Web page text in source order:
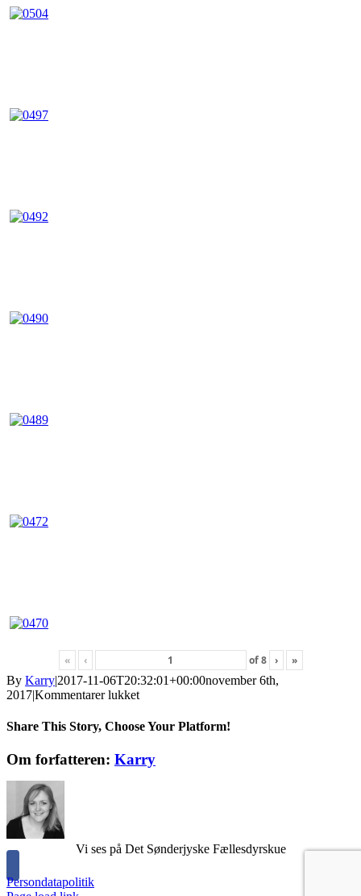
« ‹ of8 ›
»
By Karry|2017-11-06T20:32:01+00:00november 6th,
2017|Kommentarer lukkettil
pladsen
Share This Story, Choose Your Platform!
Facebook
X
Reddit
LinkedIn
Tumblr
Pinterest
Vk
E-
Om forfatteren: Karry
Vi ses på Det Sønderjyske Fællesdyrskue
Persondatapolitik